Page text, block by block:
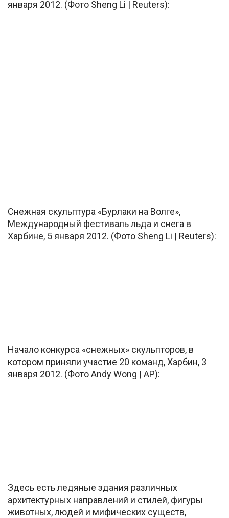
января 2012. (Фото Sheng Li | Reuters):
Снежная скульптура «Бурлаки на Волге»,
Международный фестиваль льда и снега в
Харбине, 5 января 2012. (Фото Sheng Li | Reuters):
Начало конкурса «снежных» скульпторов, в
котором приняли участие 20 команд, Харбин, 3
января 2012. (Фото Andy Wong | AP):
Здесь есть ледяные здания различных
архитектурных направлений и стилей, фигуры
животных, людей и мифических существ,